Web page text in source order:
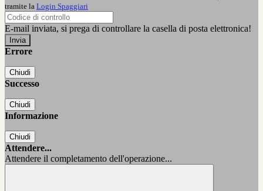
tramite la Login Spaggiari
E-mail inviata, si prega di controllare la casella di posta elettronica!
Errore
Chiudi
Successo
Chiudi
Informazione
Chiudi
Attendere...
Attendere il completamento dell'operazione...